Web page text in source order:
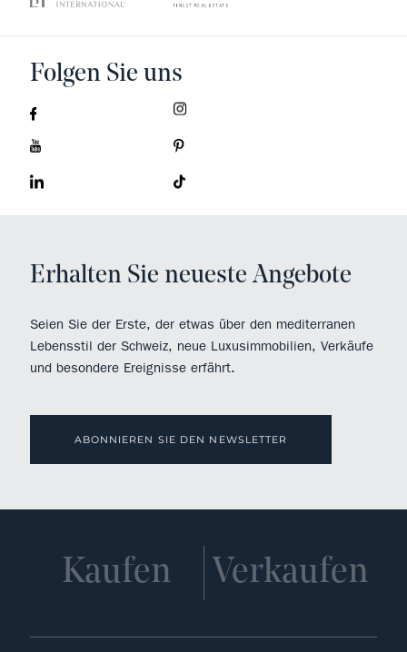
Folgen Sie uns
Erhalten Sie neueste Angebote
Seien Sie der Erste, der etwas über den mediterranen
Lebensstil der Schweiz, neue Luxusimmobilien, Verkäufe
und besondere Ereignisse erfährt.
ABONNIEREN SIE DEN NEWSLETTER
Kaufen Verkaufen